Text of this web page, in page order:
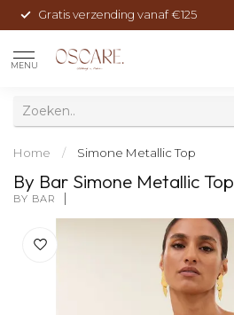
Gratis verzending vanaf €125
MENU
Home / Simone Metallic Top
By Bar Simone Metallic Top
BY BAR